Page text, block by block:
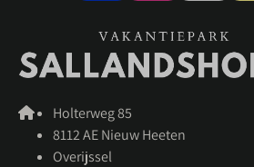
Holterweg 85
8112 AE Nieuw Heeten
Overijssel